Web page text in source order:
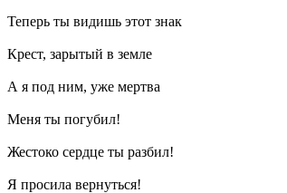
Теперь ты видишь этот знак
Крест, зарытый в земле
А я под ним, уже мертва
Меня ты погубил!
Жестоко сердце ты разбил!
Я просила вернуться!